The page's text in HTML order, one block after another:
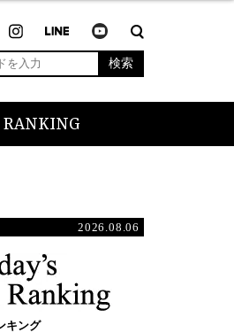
検索
RANKING
2026.08.06
キング